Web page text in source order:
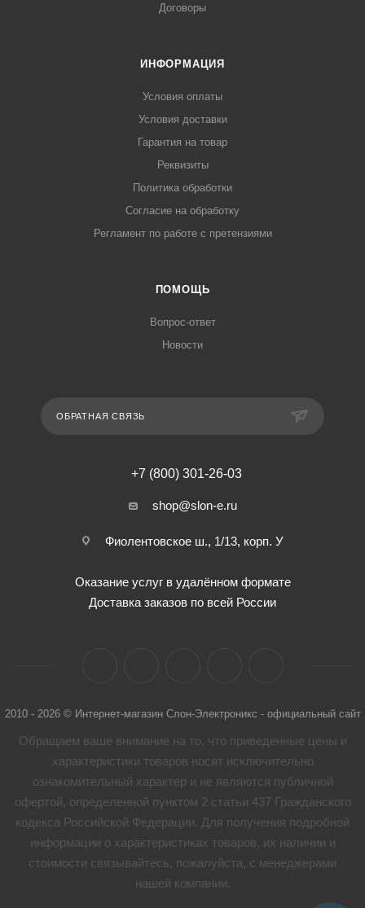
Договоры
ИНФОРМАЦИЯ
Условия оплаты
Условия доставки
Гарантия на товар
Реквизиты
Политика обработки
Согласие на обработку
Регламент по работе с претензиями
ПОМОЩЬ
Вопрос-ответ
Новости
ОБРАТНАЯ СВЯЗЬ
+7 (800) 301-26-03
shop@slon-e.ru
Фиолентовское ш., 1/13, корп. У
Оказание услуг в удалённом формате
Доставка заказов по всей России
2010 - 2026 © Интернет-магазин Слон-Электроникс - официальный сайт
Обращаем ваше внимание на то, что приведенные цены и
характеристики товaров носят исключительно
ознакомительный характер и не являются публичной
офертой, определенной пунктом 2 статьи 437 Гражданского
кодекса Российской Федерации. Для получения подробной
информации о характеристиках товaров, их наличии и
стоимости связывайтесь, пожалуйста, с менеджерами
нашей компании.